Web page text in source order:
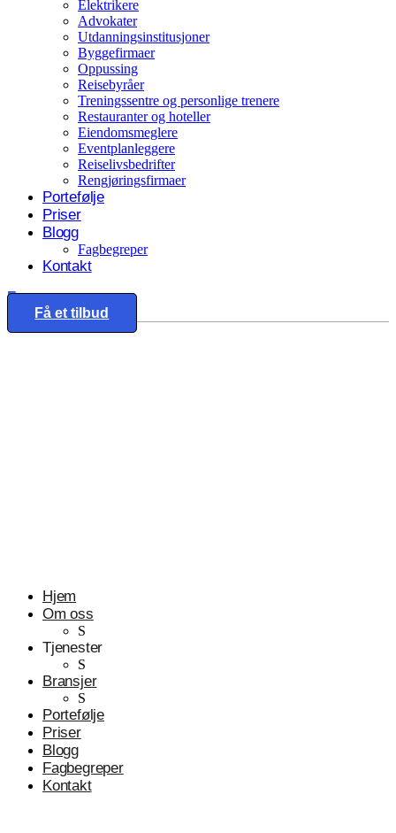
Elektrikere
Advokater
Utdanningsinstitusjoner
Byggefirmaer
Oppussing
Reisebyråer
Treningssentre og personlige trenere
Restauranter og hoteller
Eiendomsmeglere
Eventplanleggere
Reiselivsbedrifter
Rengjøringsfirmaer
Portefølje
Priser
Blogg
Fagbegreper
Kontakt
Eng
Få et tilbud
Hjem
Om oss
S
Tjenester
S
Bransjer
S
Portefølje
Priser
Blogg
Fagbegreper
Kontakt